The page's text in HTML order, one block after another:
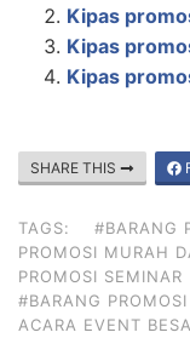
Kipas
Kipas
Kipas
SHARE THIS
TAGS: #BARANG
PROMOSI MURAH
PROMOSI SEMINAR
#BARANG
ACARA EVENT